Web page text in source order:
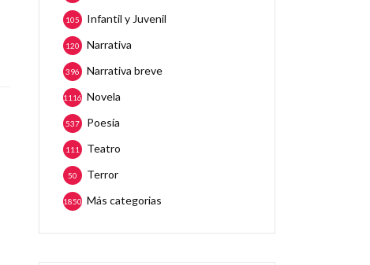
Infantil y Juvenil
105
Narrativa
120
Narrativa breve
396
Novela
1116
Poesía
537
Teatro
111
Terror
50
Más categorias
1850